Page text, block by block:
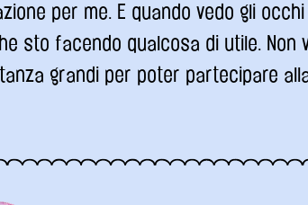
per me. E quando vedo gli
sto facendo qualcosa di utile. Non
grandi per poter partecipare